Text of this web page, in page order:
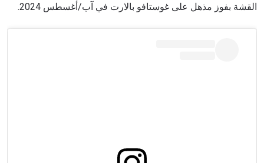
القشة بفوز مذهل على غوستافو بالارت في آب/أغسطس 2024.